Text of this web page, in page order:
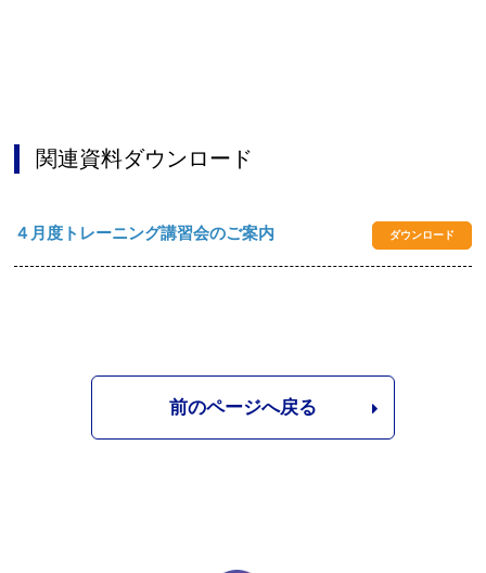
関連資料ダウンロード
４月度トレーニング講習会のご案内 ダウンロード
前のページへ戻る